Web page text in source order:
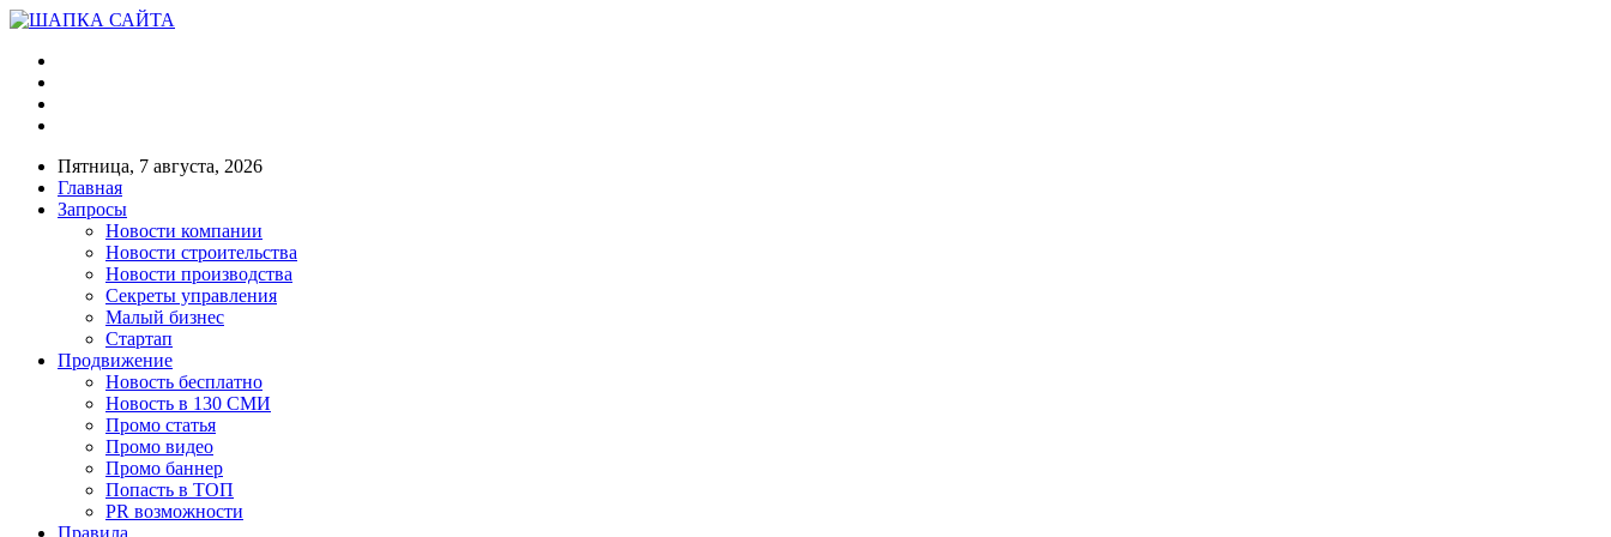
Пятница, 7 августа, 2026
Главная
Запросы
Новости компании
Новости строительства
Новости производства
Секреты управления
Малый бизнес
Стартап
Продвижение
Новость бесплатно
Новость в 130 СМИ
Промо статья
Промо видео
Промо баннер
Попасть в ТОП
PR возможности
Правила